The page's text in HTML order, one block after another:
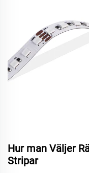
Hur man Väljer
Stripar